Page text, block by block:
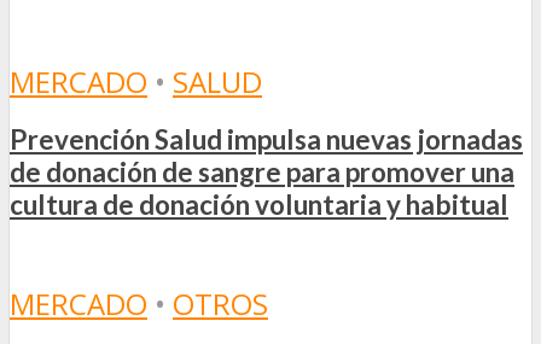
MERCADO • SALUD
Prevención Salud impulsa nuevas jornadas
de donación de sangre para promover una
cultura de donación voluntaria y habitual
MERCADO • OTROS